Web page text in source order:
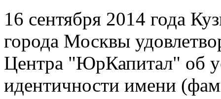
16 сентября 2014 года
города Москвы
Центра "ЮрКапитал" об
идентичности имени